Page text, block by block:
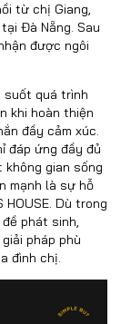
từ chị Giang,
Đà Nẵng. Sau
được ngôi
suốt quá trình
khi hoàn thiện
đầy cảm xúc.
đáp ứng đầy đủ
không gian sống
mạnh là sự hỗ
Dù trong
phát sinh,
pháp phù
đình chị.